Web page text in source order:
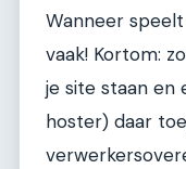
Wanneer
vaak! Kortom:
je site staan en
hoster) daar